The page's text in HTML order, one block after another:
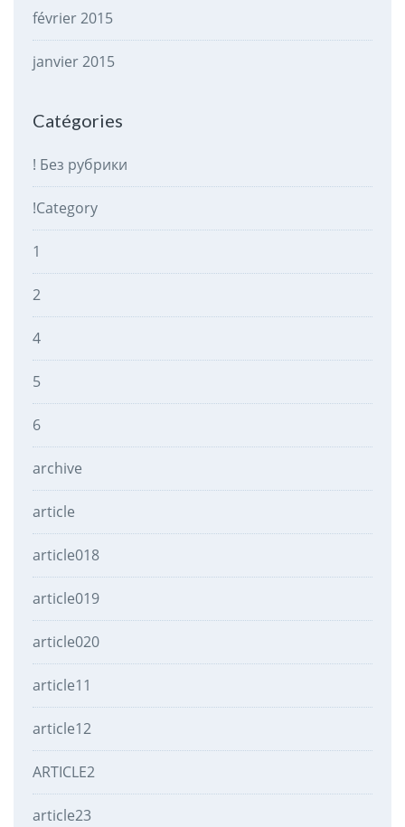
février 2015
janvier 2015
Catégories
! Без рубрики
!Category
1
2
4
5
6
archive
article
article018
article019
article020
article11
article12
ARTICLE2
article23